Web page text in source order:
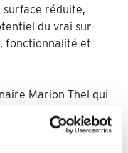
surface réduite,
du vrai sur-
fonctionnalité et
Marion Thel qui
Clémence, elle
59493 Villeneuve-